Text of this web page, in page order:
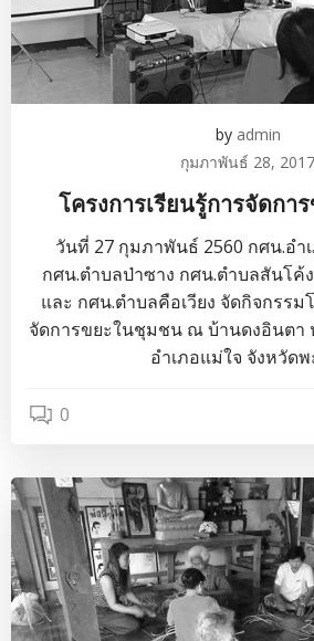
by admin
กุมภาพันธ์ 28, 2017
โครงการเรียนรู้การจัดก
วันที่ 27 กุมภาพันธ์ 2560 กศน.อำ
กศน.ตำบลป่าซาง กศน.ตำบลสันโค้
และ กศน.ตำบลคือเวียง จัดกิจกรรม
จัดการขยะในชุมชน ณ บ้านดงอินตา
อำเภอแม่ใจ จังหวัดพ
0